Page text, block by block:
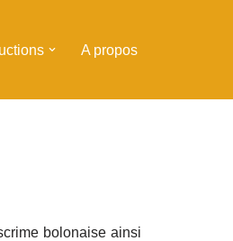
A propos
bolonaise ainsi